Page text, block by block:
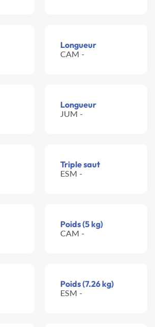
Longueur
CAM -
Longueur
JUM -
Triple saut
ESM -
Poids (5 kg)
CAM -
Poids (7.26 kg)
ESM -